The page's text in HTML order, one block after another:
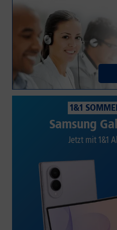
1&1
Samsung
Jetzt mit 1&1